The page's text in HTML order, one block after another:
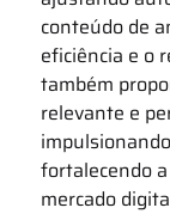
conteúdo de
eficiência e o
também
relevante e
fortalecendo
mercado